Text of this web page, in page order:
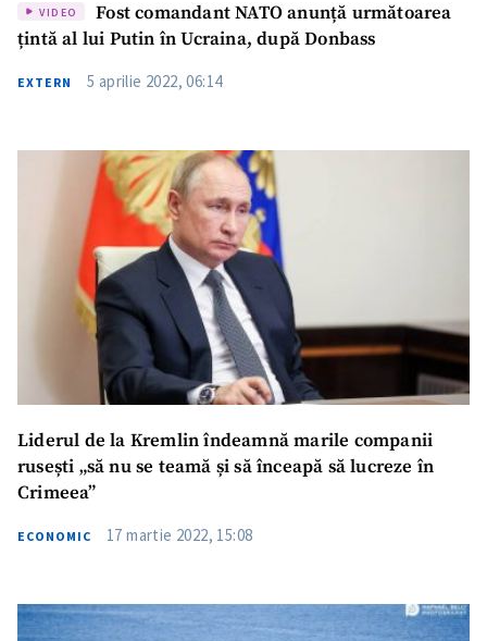
VIDEO
Fost comandant NATO anunță următoarea
țintă al lui Putin în Ucraina, după Donbass
EXTERN 5 aprilie 2022, 06:14
Liderul de la Kremlin îndeamnă marile companii
rusești „să nu se teamă și să înceapă să lucreze în
Crimeea”
ECONOMIC 17 martie 2022, 15:08